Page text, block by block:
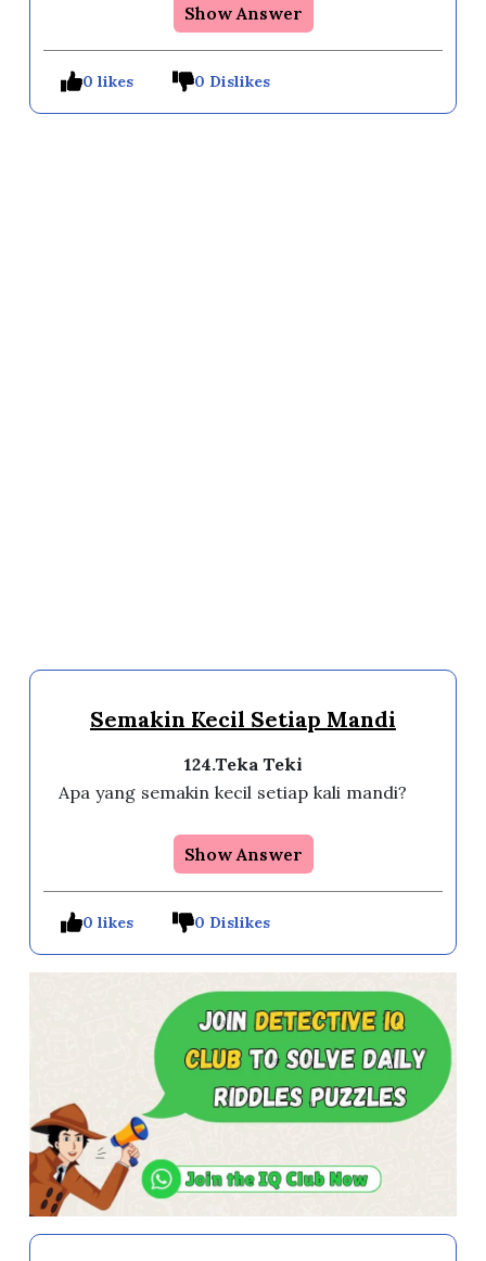
Show Answer
0 likes 0 Dislikes
Semakin Kecil Setiap Mandi
124.Teka Teki
Apa yang semakin kecil setiap kali mandi?
Show Answer
0 likes 0 Dislikes